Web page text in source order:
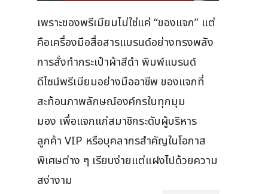
เพราะของพรีเมียมไม่ใช่แค่ “ของแจก” แต่
คือเครื่องมือสื่อสารแบรนด์อย่างทรงพลัง
การสั่งทำกระเป๋าผ้าสีดำ พิมพ์แบรนด์
ดีไซน์พรีเมียมอย่างมืออาชีพ ของแจกที่
สะท้อนภาพลักษณ์องค์กรในทุกมุม
มอง เพื่อแจกแก่สมาชิกระดับผู้บริหาร
ลูกค้า VIP หรือบุคลากรสำคัญในโอกาส
พิเศษต่าง ๆ เรียบง่ายแต่แฝงไปด้วยความ
สง่างาม